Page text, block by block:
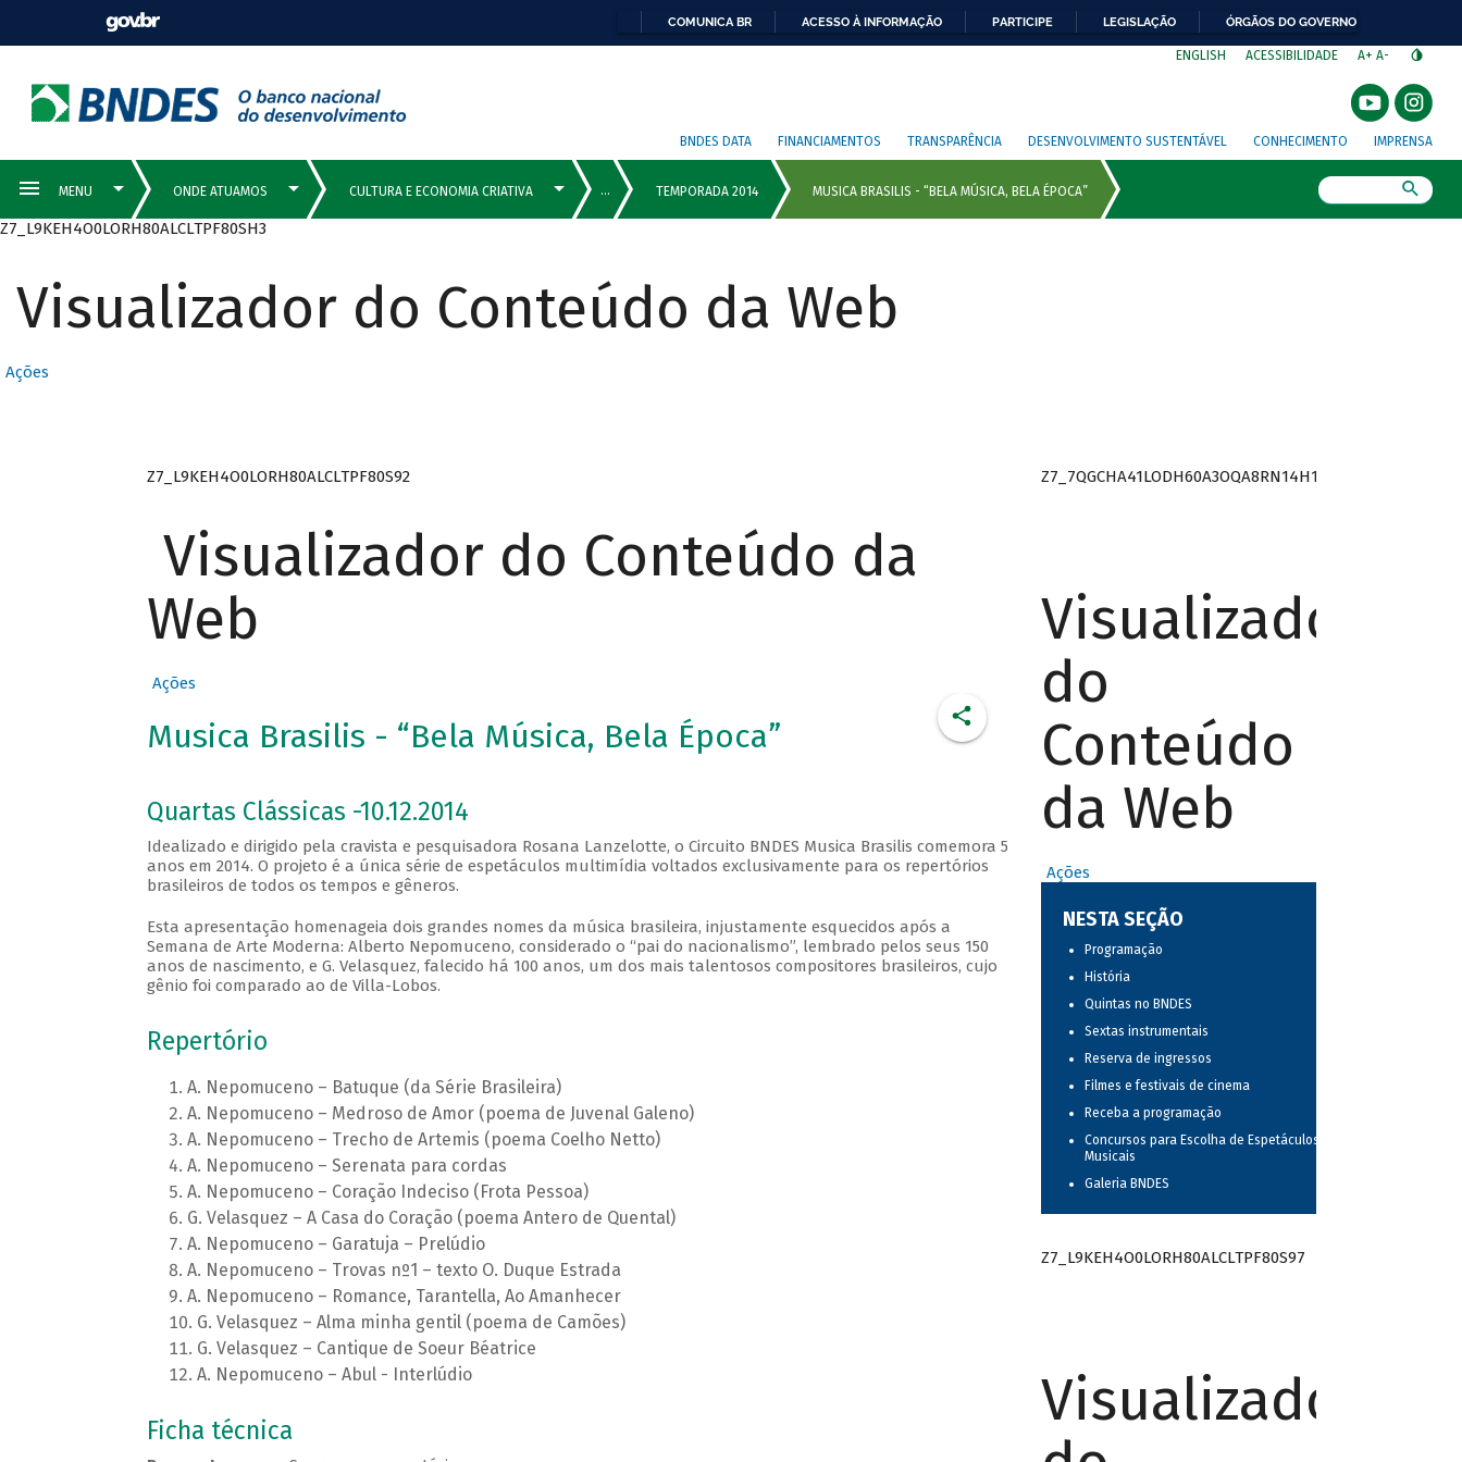
COMUNICA BR ACESSO À INFORMAÇÃO PARTICIPE LEGISLAÇÃO ÓRGÃOS DO GOVERNO
ENGLISH ACESSIBILIDADE A+ A-
BNDES DATA FINANCIAMENTOS TRANSPARÊNCIA DESENVOLVIMENTO SUSTENTÁVEL CONHECIMENTO IMPRENSA
Z7_L9KEH4O0LORH80ALCLTPF80SH3
Visualizador do Conteúdo da Web
Ações
Z7_L9KEH4O0LORH80ALCLTPF80S92
Visualizador do Conteúdo da
Web
Ações
Musica Brasilis - “Bela Música, Bela Época”
Quartas Clássicas -10.12.2014
Idealizado e dirigido pela cravista e pesquisadora Rosana Lanzelotte, o Circuito BNDES Musica Brasilis comemora 5
anos em 2014. O projeto é a única série de espetáculos multimídia voltados exclusivamente para os repertórios
brasileiros de todos os tempos e gêneros.
Esta apresentação homenageia dois grandes nomes da música brasileira, injustamente esquecidos após a
Semana de Arte Moderna: Alberto Nepomuceno, considerado o “pai do nacionalismo”, lembrado pelos seus 150
anos de nascimento, e G. Velasquez, falecido há 100 anos, um dos mais talentosos compositores brasileiros, cujo
gênio foi comparado ao de Villa-Lobos.
Repertório
A. Nepomuceno – Batuque (da Série Brasileira)
A. Nepomuceno – Medroso de Amor (poema de Juvenal Galeno)
A. Nepomuceno – Trecho de Artemis (poema Coelho Netto)
A. Nepomuceno – Serenata para cordas
A. Nepomuceno – Coração Indeciso (Frota Pessoa)
G. Velasquez – A Casa do Coração (poema Antero de Quental)
A. Nepomuceno – Garatuja – Prelúdio
A. Nepomuceno – Trovas nº1 – texto O. Duque Estrada
A. Nepomuceno – Romance, Tarantella, Ao Amanhecer
G. Velasquez – Alma minha gentil (poema de Camões)
G. Velasquez – Cantique de Soeur Béatrice
A. Nepomuceno – Abul - Interlúdio
Ficha técnica
Z7_7QGCHA41LODH60A3OQA8RN14H1
Visualizador
do
Conteúdo
da Web
Ações
NESTA SEÇÃO
Programação
História
Quintas no BNDES
Sextas instrumentais
Reserva de ingressos
Filmes e festivais de cinema
Receba a programação
Concursos para Escolha de Espetáculos
Musicais
Galeria BNDES
Z7_L9KEH4O0LORH80ALCLTPF80S97
Visualizador